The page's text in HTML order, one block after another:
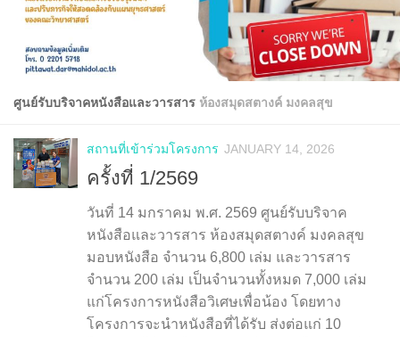
ศูนย์รับบริจาคหนังสือและวารสาร ห้องสมุดสตางค์ มงคลสุข
สถานที่เข้าร่วมโครงการ JANUARY 14, 2026
ครั้งที่ 1/2569
วันที่ 14 มกราคม พ.ศ. 2569 ศูนย์รับบริจาค
หนังสือและวารสาร ห้องสมุดสตางค์ มงคลสุข
มอบหนังสือ จำนวน 6,800 เล่ม และวารสาร
จำนวน 200 เล่ม เป็นจำนวนทั้งหมด 7,000 เล่ม
แก่โครงการหนังสือวิเศษเพื่อน้อง โดยทาง
โครงการจะนำหนังสือที่ได้รับ ส่งต่อแก่ 10